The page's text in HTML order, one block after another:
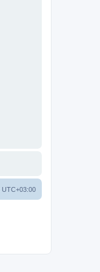
UTC+03:00